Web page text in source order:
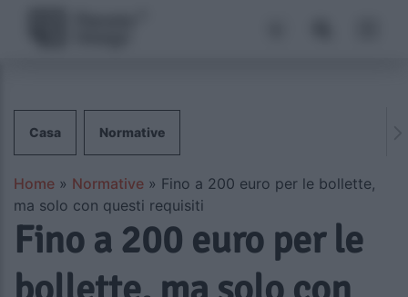
Casa Normative
Home » Normative » Fino a 200 euro per le bollette,
ma solo con questi requisiti
Fino a 200 euro per le